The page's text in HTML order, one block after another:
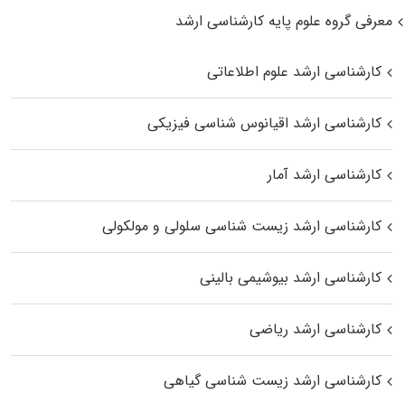
معرفی گروه علوم پایه کارشناسی ارشد
کارشناسی ارشد علوم اطلاعاتی
کارشناسی ارشد اقیانوس‌ شناسی فیزیکی
کارشناسی ارشد آمار
کارشناسی ارشد زیست شناسی سلولی و مولکولی
کارشناسی ارشد بیوشیمی بالینی
کارشناسی ارشد ریاضی
کارشناسی ارشد زیست‌ شناسی گیاهی